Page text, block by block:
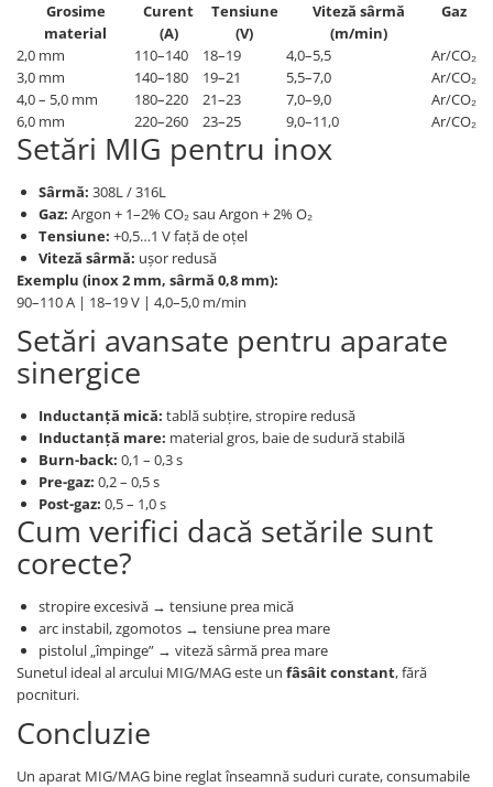
Unitati de extragere a fumului
Grosime
material
Curent
(A)
Tensiune
(V)
Viteză sârmă
(m/min)
Gaz
2,0 mm 110–140 18–19 4,0–5,5
Ar/CO₂
3,0 mm
140–180 19–21 5,5–7,0
Ar/CO₂
4,0 – 5,0 mm
180–220 21–23 7,0–9,0
Ar/CO₂
6,0 mm
220–260 23–25 9,0–11,0 Ar/CO₂
Setări MIG pentru inox
Sârmă: 308L / 316L
Gaz: Argon + 1–2% CO₂ sau Argon + 2% O₂
Tensiune: +0,5…1 V față de oțel
Viteză sârmă: ușor redusă
Exemplu (inox 2 mm, sârmă 0,8 mm):
90–110 A | 18–19 V | 4,0–5,0 m/min
Setări avansate pentru aparate
sinergice
Inductanță mică: tablă subțire, stropire redusă
Inductanță mare: material gros, baie de sudură stabilă
Burn-back: 0,1 – 0,3 s
Pre-gaz: 0,2 – 0,5 s
Post-gaz: 0,5 – 1,0 s
Cum verifici dacă setările sunt
corecte?
stropire excesivă → tensiune prea mică
arc instabil, zgomotos → tensiune prea mare
pistolul „împinge” → viteză sârmă prea mare
Sunetul ideal al arcului MIG/MAG este un fâsâit constant, fără
pocnituri.
Concluzie
Un aparat MIG/MAG bine reglat înseamnă suduri curate, consumabile